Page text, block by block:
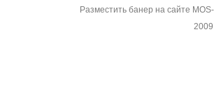
Разместить банер на сайте